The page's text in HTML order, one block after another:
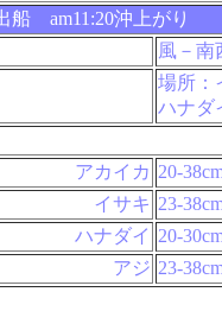
船 am11:20沖上がり
風－南
場所：
ハナダ
アカイカ 20-
イサキ 23-
ハナダイ 20-
アジ 23-